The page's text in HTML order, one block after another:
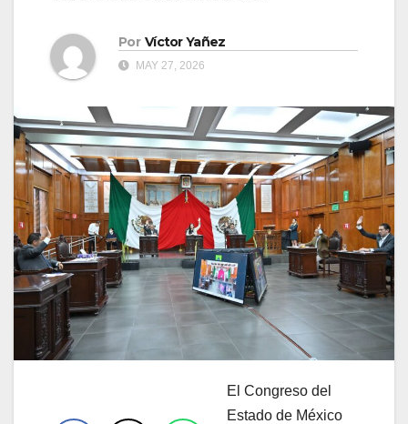
Por Víctor Yañez
MAY 27, 2026
El Congreso del
Estado de México